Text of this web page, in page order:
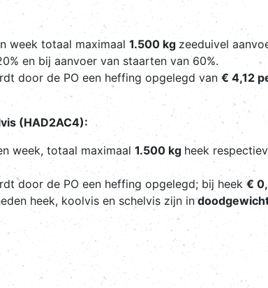
week totaal maximaal 1.500 kg zeeduivel
en bij aanvoer van staarten van 60%.
door de PO een heffing opgelegd van € 4,12
(HAD2AC4):
week, totaal maximaal 1.500 kg heek
door de PO een heffing opgelegd; bij heek€
heek, koolvis en schelvis zijn in